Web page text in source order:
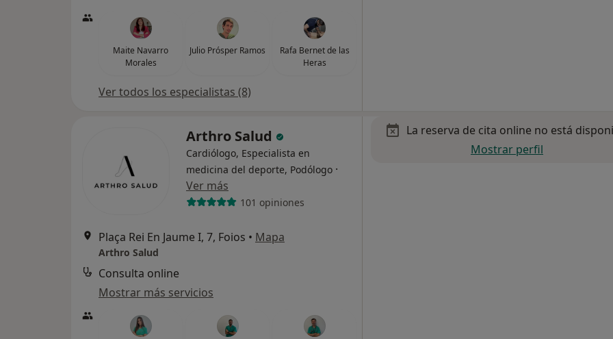
Maite Navarro
Morales
Julio Prósper Ramos
Rafa Bernet de las
Heras
Ver todos los especialistas (8)
Arthro Salud
Cardiólogo, Especialista en
medicina del deporte, Podólogo ·
Ver más
101 opiniones
Plaça Rei En Jaume I, 7, Foios • Mapa
Arthro Salud
Consulta online
Mostrar más servicios
La reserva de cita online no está
Mostrar perfil